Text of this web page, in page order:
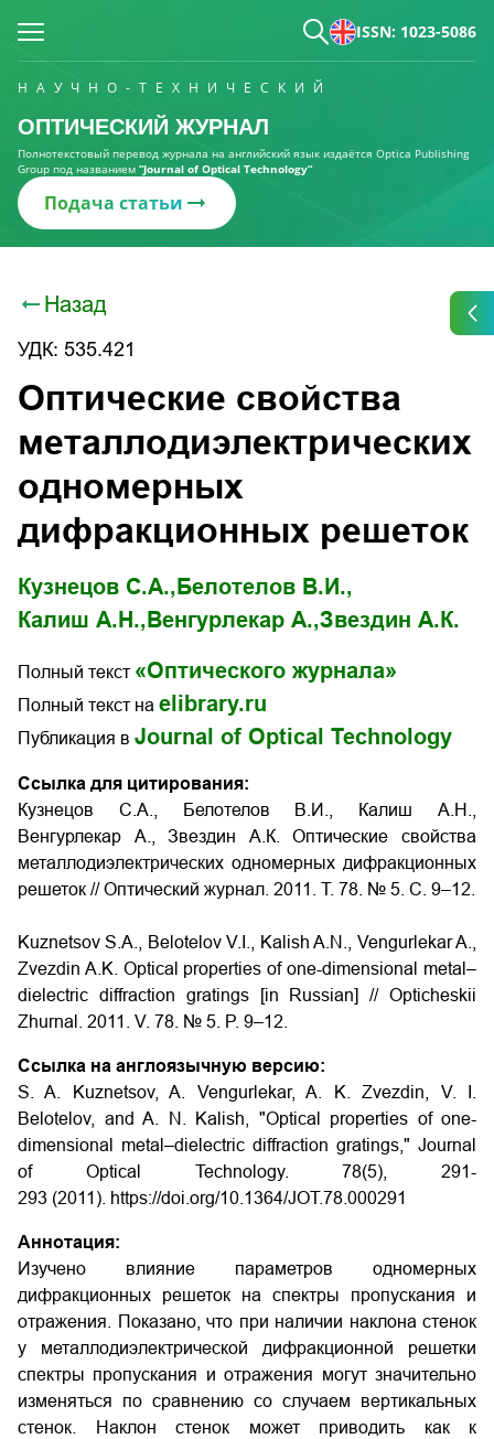
ISSN: 1023-5086
НАУЧНО-ТЕХНИЧЕСКИЙ
ОПТИЧЕСКИЙ ЖУРНАЛ
Полнотекстовый перевод журнала на английский язык издаётся Optica Publishing
Group под названием “Journal of Optical Technology“
Подача статьи
Назад
УДК: 535.421
Оптические свойства
металлодиэлектрических
одномерных
дифракционных решеток
Кузнецов С.А., Белотелов В.И.,
Калиш А.Н., Венгурлекар А.,Звездин А.К.
Полный текст «Оптического журнала»
Полный текст на elibrary.ru
Публикация в Journal of Optical Technology
Ссылка для цитирования:
Кузнецов С.А., Белотелов В.И., Калиш А.Н.,
Венгурлекар А., Звездин А.К. Оптические свойства
металлодиэлектрических одномерных дифракционных
решеток // Оптический журнал. 2011. Т. 78. № 5. С. 9–12.
Kuznetsov S.A., Belotelov V.I., Kalish A.N., Vengurlekar A.,
Zvezdin A.K. Optical properties of one-dimensional metal–
dielectric diffraction gratings [in Russian] // Opticheskii
Zhurnal. 2011. V. 78. № 5. P. 9–12.
Ссылка на англоязычную версию:
S. A. Kuznetsov, A. Vengurlekar, A. K. Zvezdin, V. I.
Belotelov, and A. N. Kalish, "Optical properties of one-
dimensional metal–dielectric diffraction gratings," Journal
of Optical Technology. 78(5), 291-
293 (2011). https://doi.org/10.1364/JOT.78.000291
Аннотация:
Изучено влияние параметров одномерных
дифракционных решеток на спектры пропускания и
отражения. Показано, что при наличии наклона стенок
у металлодиэлектрической дифракционной решетки
спектры пропускания и отражения могут значительно
изменяться по сравнению со случаем вертикальных
стенок. Наклон стенок может приводить как к